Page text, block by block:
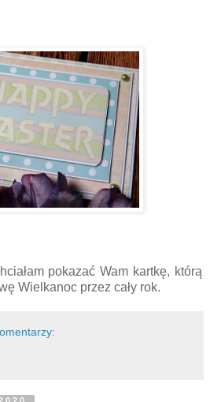
pokazać Wam kartkę, którą
Wielkanoc przez cały rok.